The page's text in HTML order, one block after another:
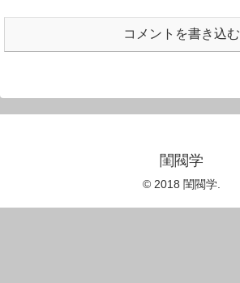
コメントを書き込む
閨閥学
© 2018 閨閥学.